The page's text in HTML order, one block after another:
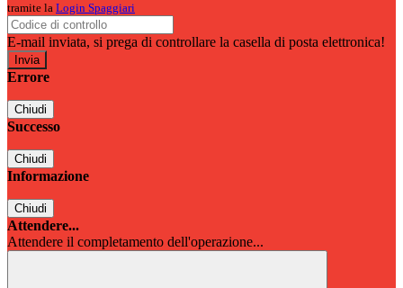
tramite la Login Spaggiari
E-mail inviata, si prega di controllare la casella di posta elettronica!
Errore
Chiudi
Successo
Chiudi
Informazione
Chiudi
Attendere...
Attendere il completamento dell'operazione...